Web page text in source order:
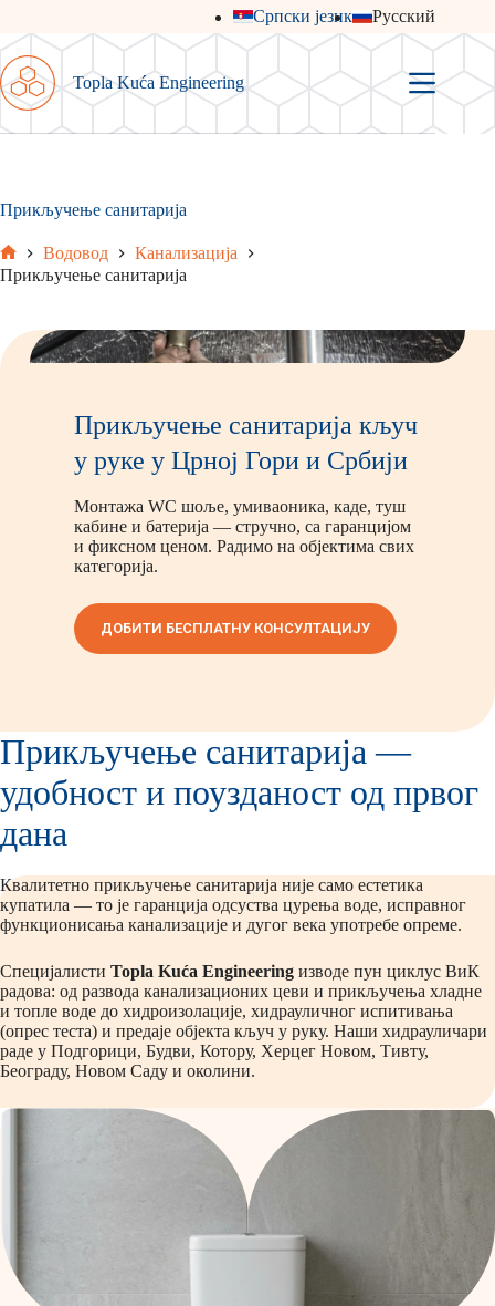
content
Српски језик Русский
Topla Kuća Engineering
Прикључење санитарија
Home
Водовод
Канализација
Прикључење санитарија
Прикључење санитарија кључ
у руке у Црној Гори и Србији
Монтажа WC шоље, умиваоника, каде, туш
кабине и батерија — стручно, са гаранцијом
и фиксном ценом. Радимо на објектима свих
категорија.
ДОБИТИ БЕСПЛАТНУ КОНСУЛТАЦИЈУ
Прикључење санитарија —
удобност и поузданост од првог
дана
Квалитетно прикључење санитарија није само естетика
купатила — то је гаранција одсуства цурења воде, исправног
функционисања канализације и дугог века употребе опреме.
Специјалисти Topla Kuća Engineering изводе пун циклус ВиК
радова: од развода канализационих цеви и прикључења хладне
и топле воде до хидроизолације, хидрауличног испитивања
(опрес теста) и предаје објекта кључ у руку. Наши хидрауличари
раде у Подгорици, Будви, Котору, Херцег Новом, Тивту,
Београду, Новом Саду и околини.